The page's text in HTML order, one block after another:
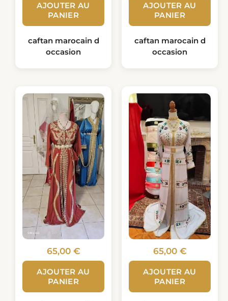
AJOUTER AU
PANIER
caftan marocain d
occasion
AJOUTER AU
PANIER
caftan marocain d
occasion
65,00 €
AJOUTER AU
PANIER
65,00 €
AJOUTER AU
PANIER